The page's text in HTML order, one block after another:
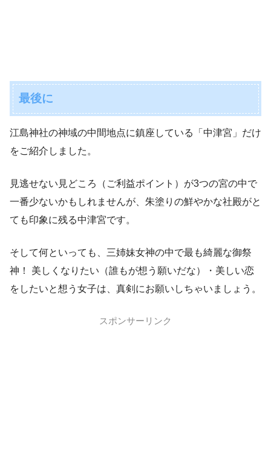
最後に
江島神社の神域の中間地点に鎮座している「中津宮」だけ
をご紹介しました。
見逃せない見どころ（ご利益ポイント）が3つの宮の中で
一番少ないかもしれませんが、朱塗りの鮮やかな社殿がと
ても印象に残る中津宮です。
そして何といっても、三姉妹女神の中で最も綺麗な御祭
神！ 美しくなりたい（誰もが想う願いだな）・美しい恋
をしたいと想う女子は、真剣にお願いしちゃいましょう。
スポンサーリンク